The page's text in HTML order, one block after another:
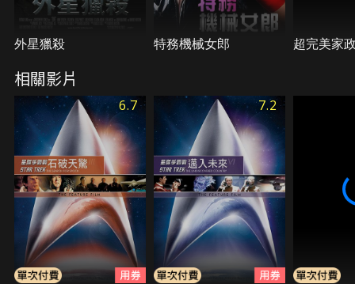
外星獵殺 特務機械女郎 超完美家
相關影片
6.7 7.2